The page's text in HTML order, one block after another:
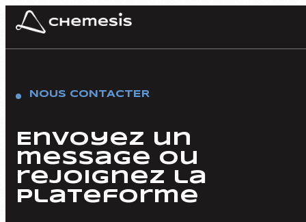
Skip to content
NOUS CONTACTER
Envoyez un
message ou
rejoignez la
plateforme